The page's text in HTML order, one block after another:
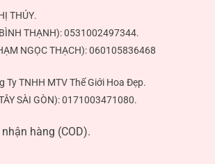
THÚY.
THẠNH):0531002497344.
NGỌC THẠCH):060105836468
Ty TNHH MTV Thế Giới Hoa Đẹp.
SÀI GÒN):0171003471080.
hàng (COD).